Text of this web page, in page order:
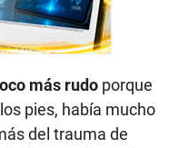
más rudo porque
pies, había mucho
del trauma de